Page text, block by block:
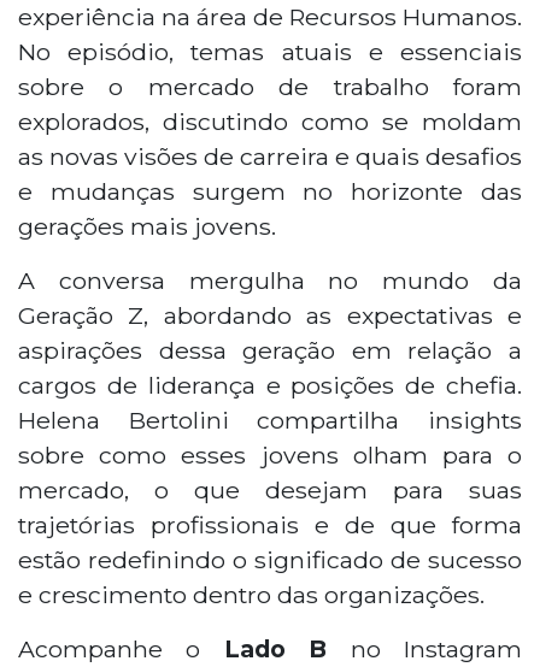
experiência na área de Recursos Humanos.
No episódio, temas atuais e essenciais
sobre o mercado de trabalho foram
explorados, discutindo como se moldam
as novas visões de carreira e quais desafios
e mudanças surgem no horizonte das
gerações mais jovens.
A conversa mergulha no mundo da
Geração Z, abordando as expectativas e
aspirações dessa geração em relação a
cargos de liderança e posições de chefia.
Helena Bertolini compartilha insights
sobre como esses jovens olham para o
mercado, o que desejam para suas
trajetórias profissionais e de que forma
estão redefinindo o significado de sucesso
e crescimento dentro das organizações.
Acompanhe o Lado B no Instagram